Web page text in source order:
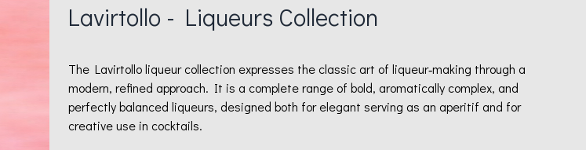
Lavirtollo - Liqueurs Collection
The Lavirtollo liqueur collection expresses the classic art of liqueur‑making through a
modern, refined approach. It is a complete range of bold, aromatically complex, and
perfectly balanced liqueurs, designed both for elegant serving as an aperitif and for
creative use in cocktails.